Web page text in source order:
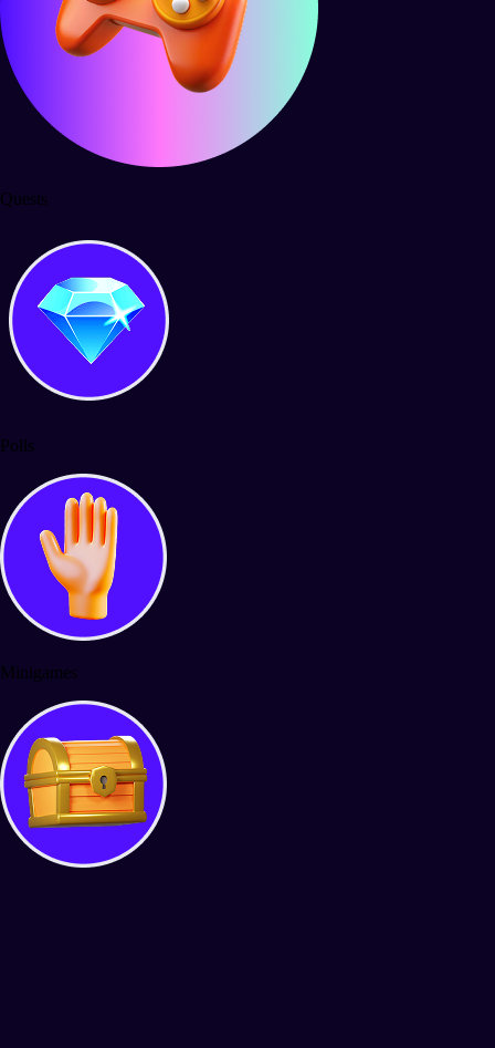
Quests
Polls
Minigames